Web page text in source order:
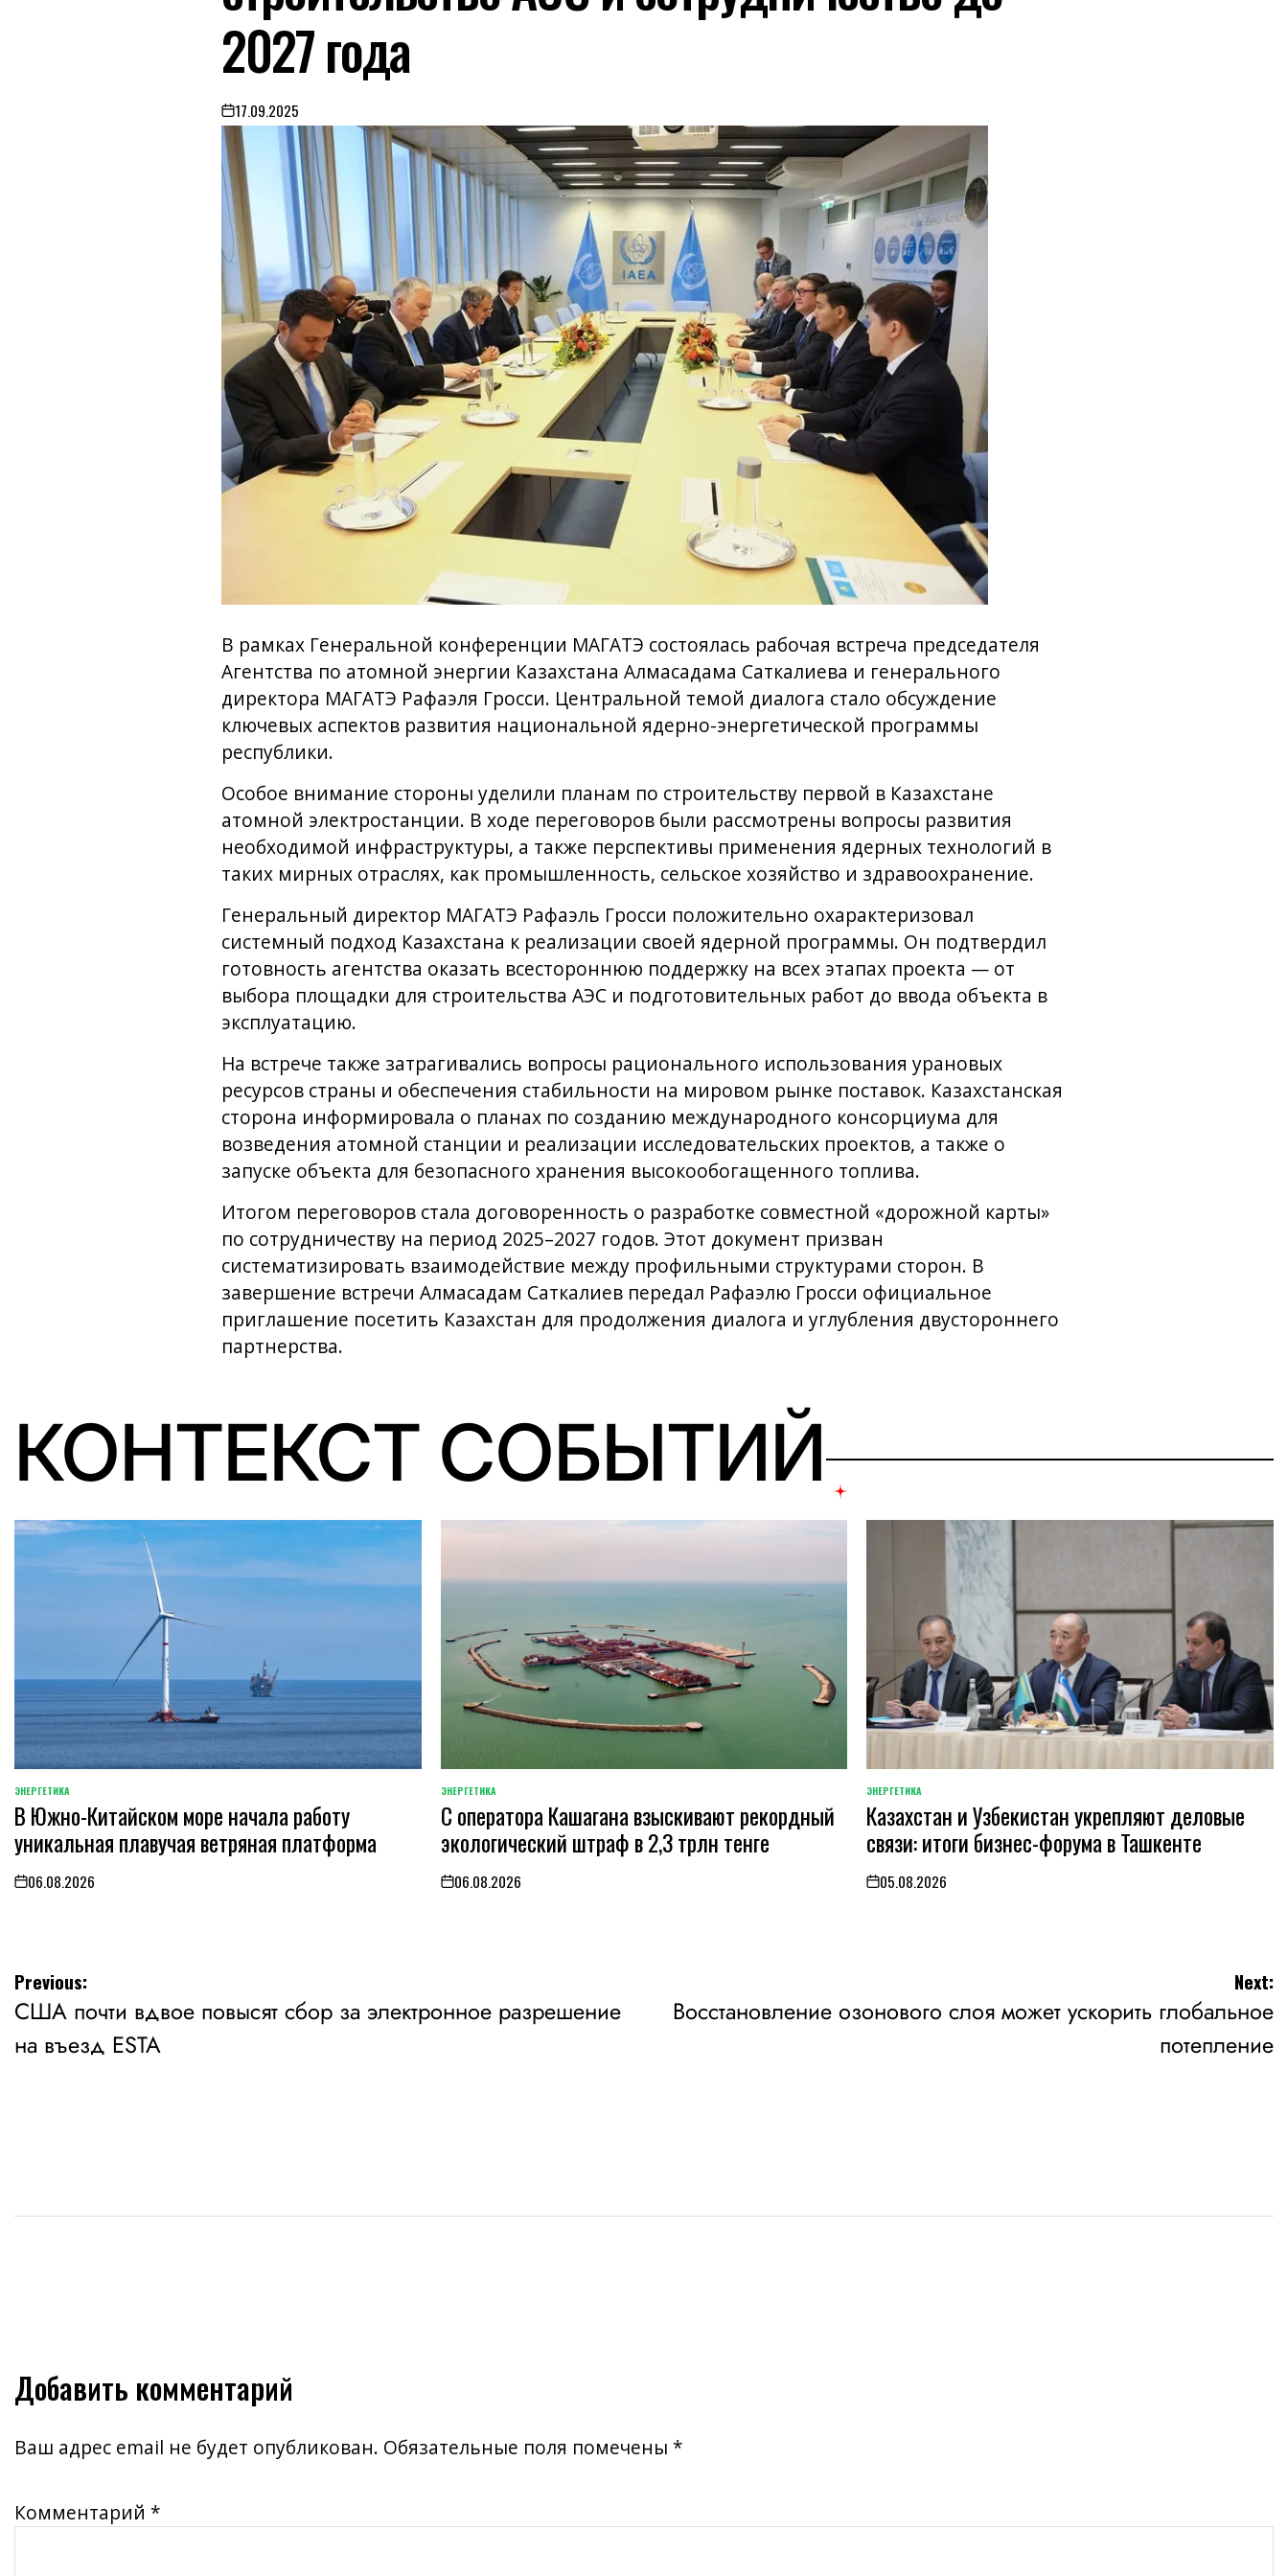
2027 года
on17.09.2025
В рамках Генеральной конференции МАГАТЭ состоялась рабочая встреча председателя
Агентства по атомной энергии Казахстана Алмасадама Саткалиева и генерального
директора МАГАТЭ Рафаэля Гросси. Центральной темой диалога стало обсуждение
ключевых аспектов развития национальной ядерно-энергетической программы
республики.
Особое внимание стороны уделили планам по строительству первой в Казахстане
атомной электростанции. В ходе переговоров были рассмотрены вопросы развития
необходимой инфраструктуры, а также перспективы применения ядерных технологий в
таких мирных отраслях, как промышленность, сельское хозяйство и здравоохранение.
Генеральный директор МАГАТЭ Рафаэль Гросси положительно охарактеризовал
системный подход Казахстана к реализации своей ядерной программы. Он подтвердил
готовность агентства оказать всестороннюю поддержку на всех этапах проекта — от
выбора площадки для строительства АЭС и подготовительных работ до ввода объекта в
эксплуатацию.
На встрече также затрагивались вопросы рационального использования урановых
ресурсов страны и обеспечения стабильности на мировом рынке поставок. Казахстанская
сторона информировала о планах по созданию международного консорциума для
возведения атомной станции и реализации исследовательских проектов, а также о
запуске объекта для безопасного хранения высокообогащенного топлива.
Итогом переговоров стала договоренность о разработке совместной «дорожной карты»
по сотрудничеству на период 2025–2027 годов. Этот документ призван
систематизировать взаимодействие между профильными структурами сторон. В
завершение встречи Алмасадам Саткалиев передал Рафаэлю Гросси официальное
приглашение посетить Казахстан для продолжения диалога и углубления двустороннего
партнерства.
КОНТЕКСТ СОБЫТИЙ
POSTED
IN
ЭНЕРГЕТИКА
В Южно-Китайском море начала работу
уникальная плавучая ветряная платформа
on06.08.2026
POSTED
IN
ЭНЕРГЕТИКА
С оператора Кашагана взыскивают рекордный
экологический штраф в 2,3 трлн тенге
on06.08.2026
POSTED
IN
ЭНЕРГЕТИКА
Казахстан и Узбекистан укрепляют деловые
связи: итоги бизнес-форума в Ташкенте
on05.08.2026
Навигация
по
записям
Previous:
США почти вдвое повысят сбор за электронное разрешение
на въезд ESTA
Next:
Восстановление озонового слоя может ускорить глобальное
потепление
Добавить комментарий
Ваш адрес email не будет опубликован. Обязательные поля помечены *
Комментарий *